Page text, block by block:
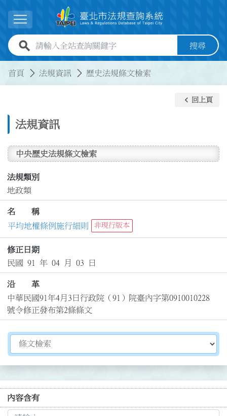
展開選單
全站查詢關鍵字欄位 搜尋
首頁 法規資訊 歷史法規條文檢索
法規資訊
keyboard_arrow_left 回上頁
中央歷史法規條文檢索
法規類別
地政類
名 稱
平均地權條例施行細則
非現行版本
修正日期
民國 91 年 04 月 03 日
沿 革
中華民國91年4月3日行政院（91）院臺內字第0910010228
號令修正發布第2條條文
切換選擇法規資訊內容
內容含有